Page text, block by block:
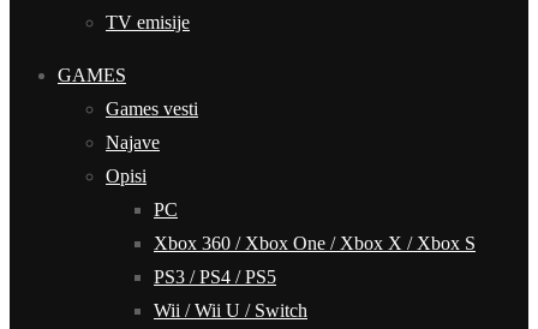
TV emisije
GAMES
Games vesti
Najave
Opisi
PC
Xbox 360 / Xbox One / Xbox X / Xbox S
PS3 / PS4 / PS5
Wii / Wii U / Switch